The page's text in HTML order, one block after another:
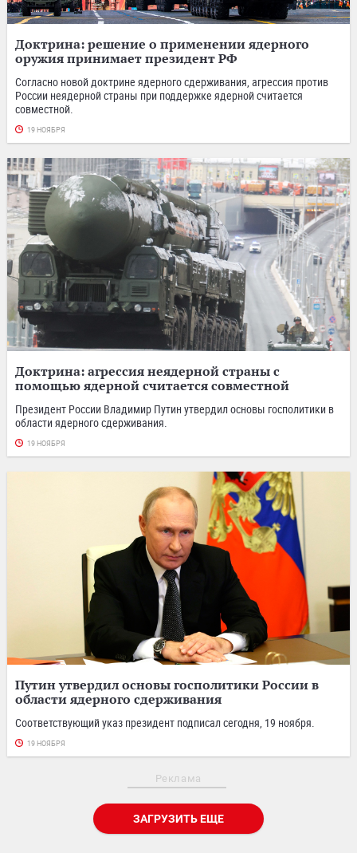
Доктрина: решение о применении ядерного
оружия принимает президент РФ
Согласно новой доктрине ядерного сдерживания, агрессия против
России неядерной страны при поддержке ядерной считается
совместной.
19 НОЯБРЯ
Доктрина: агрессия неядерной страны с
помощью ядерной считается совместной
Президент России Владимир Путин утвердил основы госполитики в
области ядерного сдерживания.
19 НОЯБРЯ
Путин утвердил основы госполитики России в
области ядерного сдерживания
Соответствующий указ президент подписал сегодня, 19 ноября.
19 НОЯБРЯ
Реклама
ЗАГРУЗИТЬ ЕЩЕ